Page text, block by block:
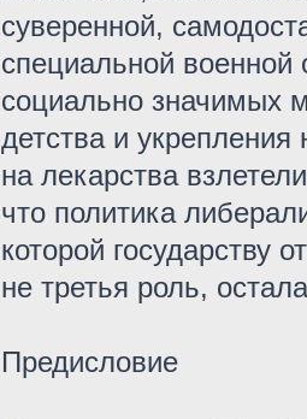
суверенной,
специальной
социально значимых
детства и
на лекарства
что политика
которой государству
не третья роль,
Предисловие